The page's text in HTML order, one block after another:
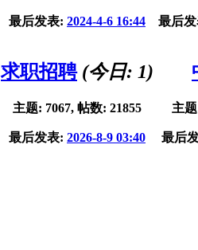
最后发表: 2024-4-6 16:44 最后
求职招聘(今日: 1)
主题: 7067, 帖数: 21855
最后发表: 2026-8-9 03:40
主
最后